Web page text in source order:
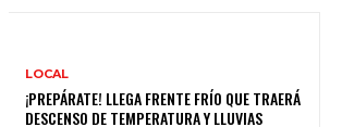
LOCAL
¡PREPÁRATE! LLEGA FRENTE FRÍO QUE TRAERÁ
DESCENSO DE TEMPERATURA Y LLUVIAS